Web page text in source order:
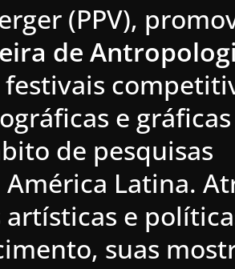
(PPV),
de
e gráficas
de pesquisas
Latina.
e
suas